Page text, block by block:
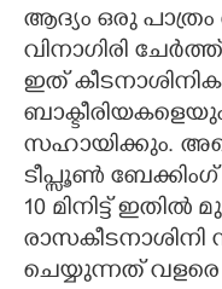
ആദ്യം ഒരു പാത്രം
വിനാഗിരി
ഇത്
സഹായിക്കും.
ടീപ്സൂൺ
10 മിനിട്ട് ഇതിൽ
രാസകീടനാശിനി
ചെയ്യുന്നത്